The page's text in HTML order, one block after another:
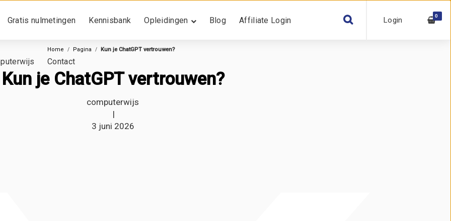
Gratis nulmetingen Kennisbank Opleidingen Blog Affiliate Login
Contact
Login 0
Home Pagina Kun je ChatGPT vertrouwen?
Kun je ChatGPT vertrouwen?
computerwijs
|
3 juni 2026